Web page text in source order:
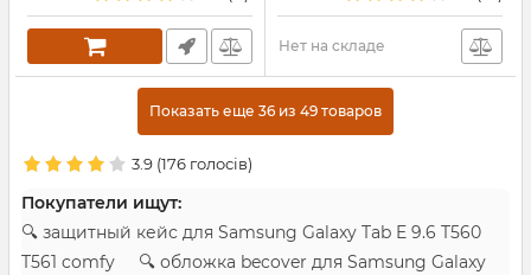
Нет на складе
Показать еще 36 из 49 товаров
3.9 (176 голосів)
Покупатели ищут:
🔍 защитный кейс для Samsung Galaxy Tab E 9.6 T560
T561 comfy 🔍 обложка becover для Samsung Galaxy